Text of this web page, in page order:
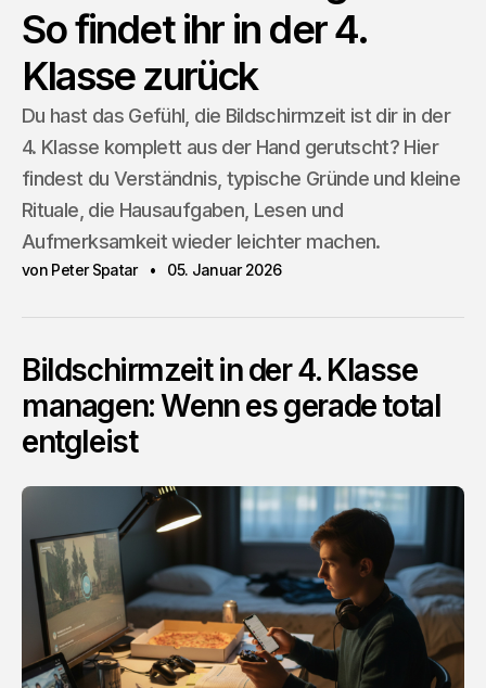
So findet ihr in der 4.
Klasse zurück
Du hast das Gefühl, die Bildschirmzeit ist dir in der
4. Klasse komplett aus der Hand gerutscht? Hier
findest du Verständnis, typische Gründe und kleine
Rituale, die Hausaufgaben, Lesen und
Aufmerksamkeit wieder leichter machen.
von Peter Spatar 05. Januar 2026
Bildschirmzeit in der 4. Klasse
managen: Wenn es gerade total
entgleist